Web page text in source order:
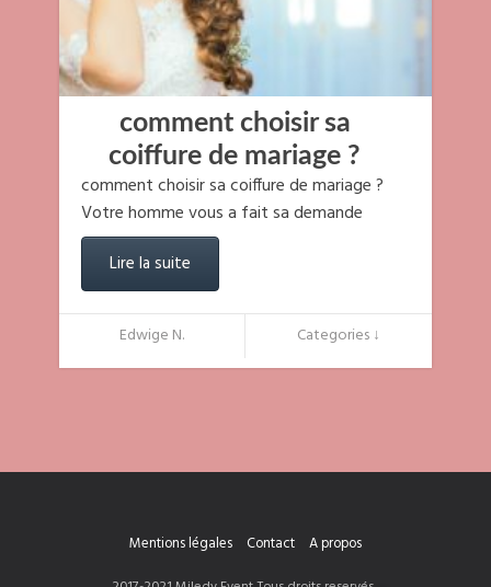
comment choisir sa
coiffure de mariage ?
comment choisir sa coiffure de mariage ?
Votre homme vous a fait sa demande
Lire la suite
Edwige N. Categories ↓
Mentions légales Contact A propos